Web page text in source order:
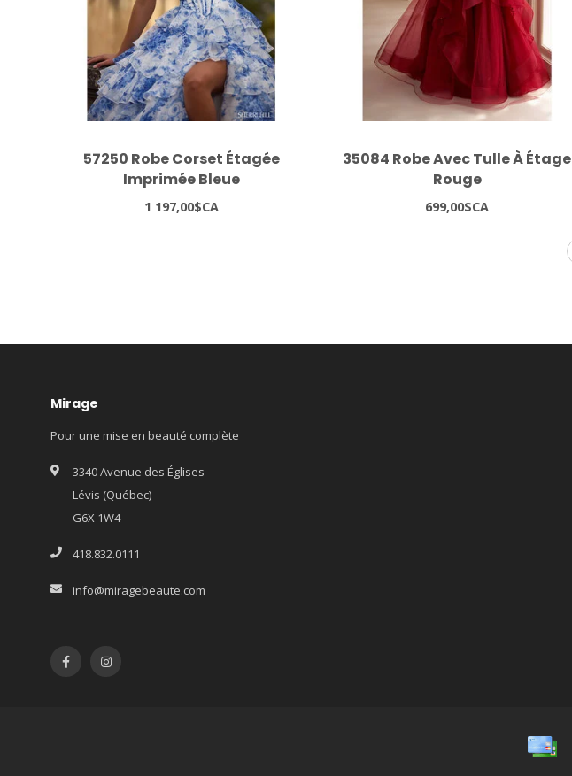
57250 Robe Corset Étagée
Imprimée Bleue
1 197,00$CA
35084 Robe Avec Tulle À Étage
Rouge
699,00$CA
Mirage
Pour une mise en beauté complète
3340 Avenue des Églises
Lévis (Québec)
G6X 1W4
418.832.0111
info@miragebeaute.com